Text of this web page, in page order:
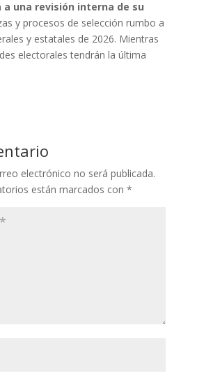
a una revisión interna de su
y procesos de selección rumbo a
y estatales de 2026. Mientras
electorales tendrán la última
electrónico no será publicada.
están marcados con *